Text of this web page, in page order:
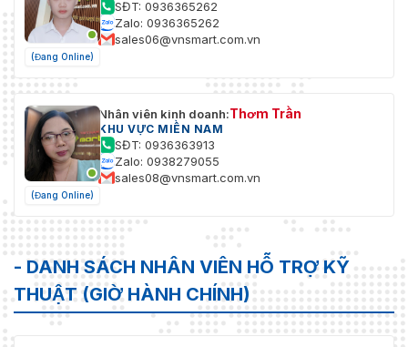
(Đang Online)
SĐT: 0936365262
Zalo: 0936365262
sales06@vnsmart.com.vn
(Đang Online)
Nhân viên kinh doanh:Thơm Trần
KHU VỰC MIỀN NAM
SĐT: 0936363913
Zalo: 0938279055
sales08@vnsmart.com.vn
- DANH SÁCH NHÂN VIÊN HỖ TRỢ KỸ
THUẬT (GIỜ HÀNH CHÍNH)